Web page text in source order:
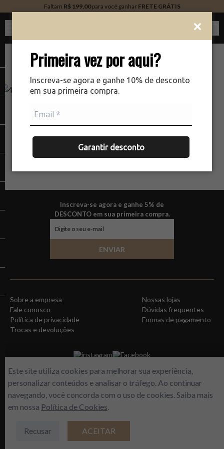
Primeira vez por aqui?
Inscreva-se agora e ganhe 10% de desconto
em sua primeira compra.
Garantir desconto
Faltam R$ 199,00para você ganhar FRETE GRÁTIS
NÃO ENCONTRAMOS A PÁGINA QUE VOCÊ ESTÁ
PROCURANDO.
Este site utiliza cookies para melhorar sua experiência,
personalizar conteúdos e analisar o tráfego. Ao continuar
navegando, você concorda com o uso de cookies. Saiba mais
em nossa Política de Cookies.
Recusar ACEITAR
Inscreva-se agora e ganhe 5% de
DESCONTO em sua primeira compra.
ENVIAR
Sobre a empresa
Nossas lojas
Fale conosco
Dúvidas frequentes
Política de privacidade
Formas de pagamento
Trocas e devoluções
instagram Facebook
WORLD FREE - Max Comercio de Perfumes LTDA | Estrada do Gabinal, 313 –